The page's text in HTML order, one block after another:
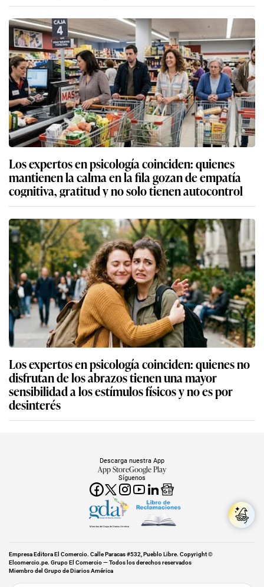
Los expertos en psicología coinciden: quienes
mantienen la calma en la fila gozan de empatía
cognitiva, gratitud y no solo tienen autocontrol
Los expertos en psicología coinciden: quienes no
disfrutan de los abrazos tienen una mayor
sensibilidad a los estímulos físicos y no es por
desinterés
Síguenos
Descarga nuestra App
App StoreGoogle Play
Miembro del Grupo de Diarios América
Empresa Editora El Comercio. Calle Paracas #532, Pueblo Libre. Copyright ©
Elcomercio.pe. Grupo El Comercio — Todos los derechos reservados
Miembro del Grupo de Diarios América